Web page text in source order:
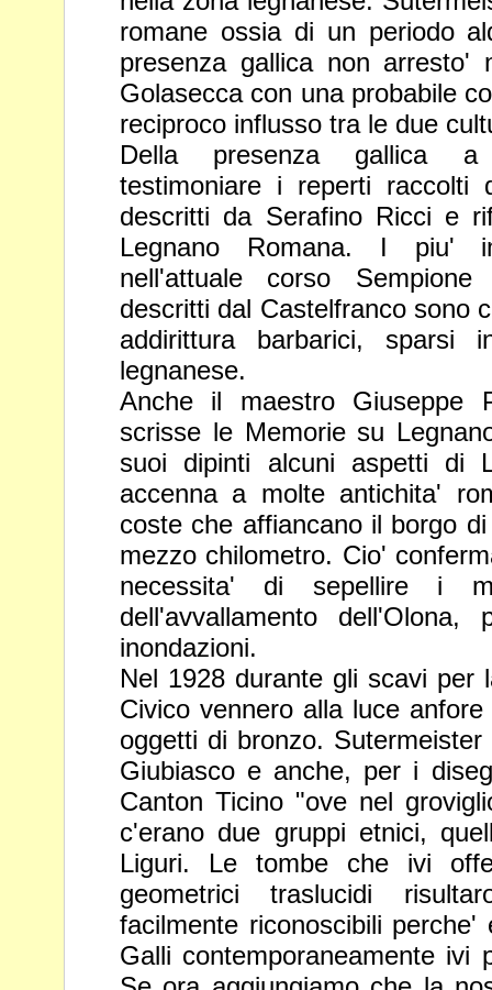
romane ossia di un periodo
presenza gallica non
Golasecca con una probabile
reciproco influsso tra le due
Della presenza gallica a
testimoniare i reperti raccolti
descritti da Serafino Ricci e
Legnano Romana. I piu'
nell'attuale corso
descritti dal Castelfranco sono
addirittura barbarici,
legnanese.
Anche il maestro Giuseppe
scrisse le Memorie su
suoi dipinti alcuni aspetti di
accenna a molte antichita'
coste che affiancano il borgo
mezzo chilometro. Cio'
necessita' di sepellire i
dell'avvallamento
inondazioni.
Nel 1928 durante gli scavi per
Civico vennero alla luce
oggetti di bronzo.
Giubiasco e anche, per i
Canton Ticino "ove nel
c'erano due gruppi etnici,
Liguri. Le tombe che ivi
geometrici traslucidi
facilmente riconoscibili
Galli contemporaneamente ivi